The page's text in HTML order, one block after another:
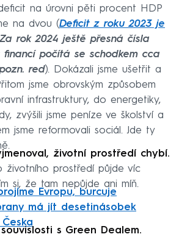
na úrovni pěti procent HDP
na dvou (Deficit z roku 2023 je
rok 2024 ještě přesná čísla
financí počítá se schodkem cca
red). Dokázali jsme ušetřit a
jsme obrovským způsobem
infrastruktury, do energetiky,
zvýšili jsme peníze ve školství a
jsme reformovali sociál. Jde ty
životní prostředí chybí.
životního prostředí půjde víc
si, že tam nepůjde ani míň.
Evropu, burcuje
má jít desetinásobek
s Green Dealem.